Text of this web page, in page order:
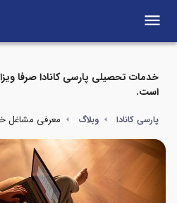
menu
خدمات تحصیلی پارسی کانادا صرفا
است.
پارسی کانادا وبلاگ معرفی مشاغل